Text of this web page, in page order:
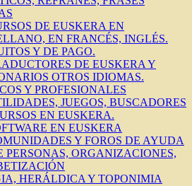
DE EUSKERA EN
EN FRANCÉS, INGLÉS.
Y DE PAGO.
DE EUSKERA Y
OTROS IDIOMAS.
Y PROFESIONALES
JUEGOS, BUSCADORES
EN EUSKERA.
EN EUSKERA
Y FOROS DE AYUDA
PERSONAS, ORGANIZACIONES,
HERÁLDICA Y TOPONIMIA